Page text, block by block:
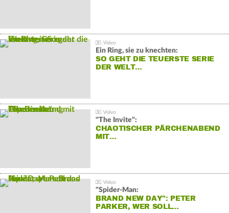
Ein Ring, sie zu knechten:
SO GEHT DIE TEUERSTE SERIE
DER WELT…
"The Invite":
CHAOTISCHER PÄRCHENABEND
MIT…
"Spider-Man:
BRAND NEW DAY": PETER
PARKER, WER SOLL…